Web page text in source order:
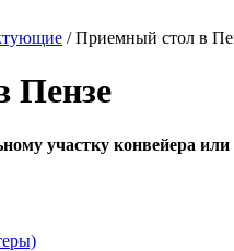
/Приемный стол в
Пензе
участку конвейера